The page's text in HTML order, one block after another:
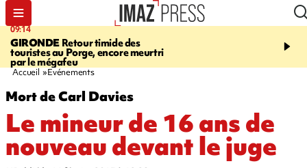
09:14
GIRONDE Retour timide des
touristes au Porge, encore meurtri
par le mégafeu
13:09
Des
font cinq morts en
Accueil Evénements
Mort de Carl Davies
Le mineur de 16 ans de
nouveau devant le juge